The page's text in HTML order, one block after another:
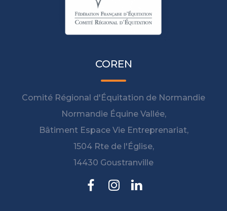
COREN
Comité Régional d'Équitation de Normandie
Normandie Équine Vallée,
Bâtiment Espace Vie Entreprenariat,
1504 Rte de l'Église,
14430 Goustranville